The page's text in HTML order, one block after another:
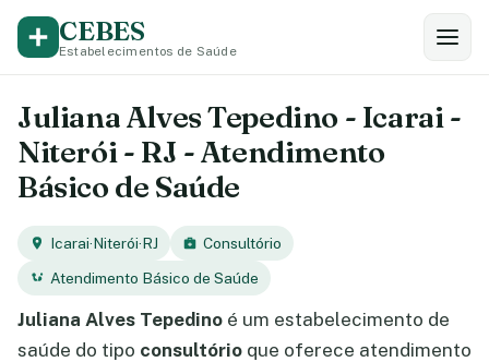
CEBES
Estabelecimentos de Saúde
Juliana Alves Tepedino - Icarai -
Niterói - RJ - Atendimento
Básico de Saúde
Icarai·Niterói·RJ
Consultório
Atendimento Básico de Saúde
Juliana Alves Tepedino é um estabelecimento de
saúde do tipo consultório que oferece atendimento